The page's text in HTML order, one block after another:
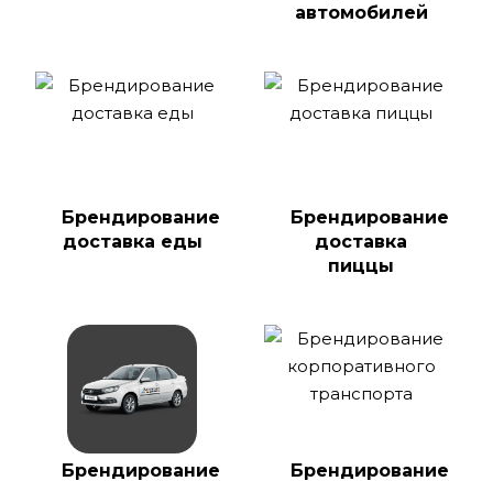
автомобилей
Брендирование
доставка еды
Брендирование
доставка
пиццы
Брендирование
Брендирование